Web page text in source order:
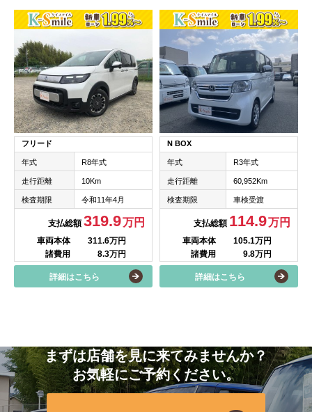
フリード
年式 R8年式
走行距離 10Km
検査期限 令和11年4月
支払総額319.9万円
車両本体
311.6万円
諸費用
8.3万円
詳細はこちら
N BOX
年式 R3年式
走行距離 60,952Km
検査期限 車検受渡
支払総額 114.9万円
車両本体
105.1万円
諸費用
9.8万円
詳細はこちら
まずは店舗を見に来てみませんか？
お気軽にご予約ください。